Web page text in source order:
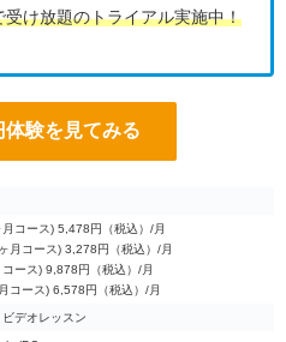
け放題のトライアル実施中！
験を見てみる
コース) 5,478円（税込）/月
月コース) 3,278円（税込）/月
ース) 9,878円（税込）/月
コース) 6,578円（税込）/月
デオレッスン